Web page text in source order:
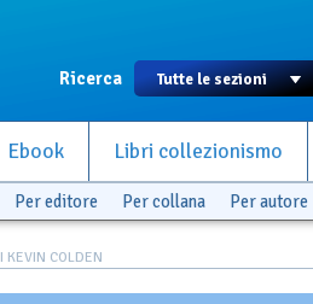
Ricerca
Ebook Libri collezionismo
Per editore Per collana Per autore
KEVIN COLDEN